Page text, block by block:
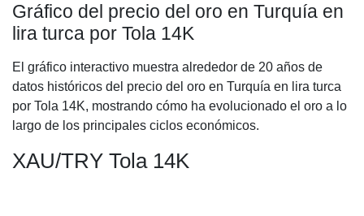
Gráfico del precio del oro en Turquía en
lira turca por Tola 14K
El gráfico interactivo muestra alrededor de 20 años de
datos históricos del precio del oro en Turquía en lira turca
por Tola 14K, mostrando cómo ha evolucionado el oro a lo
largo de los principales ciclos económicos.
XAU/TRY Tola 14K